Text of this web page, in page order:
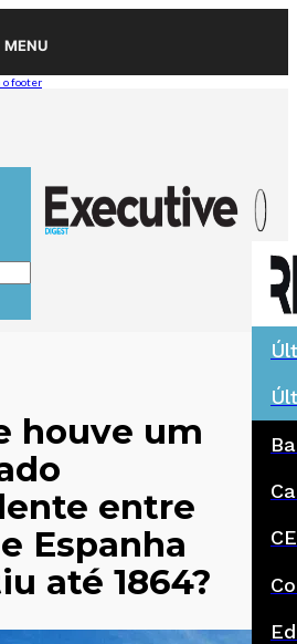
MENU
o footer
houve um
entre
Espanha
até 1864?